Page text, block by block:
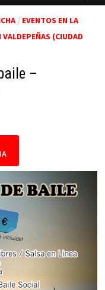
/ EVENTOS EN LA
VALDEPEÑAS (CIUDAD
–